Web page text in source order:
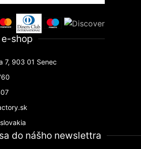
shop
7, 903 01 Senec
do nášho newslettra